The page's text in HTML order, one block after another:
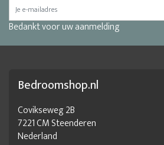
Bedankt voor uw aanmelding
Bedroomshop.nl
Covikseweg 2B
7221 CM Steenderen
Nederland